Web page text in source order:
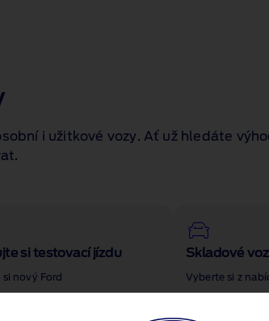
i užitkové vozy. Ať už hledáte
si testovací jízdu
nový Ford
Skladové
Vyberte si z